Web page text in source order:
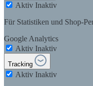
Aktiv Inaktiv
Für Statistiken und Shop-
Google Analytics
Aktiv Inaktiv
Tracking
Aktiv Inaktiv